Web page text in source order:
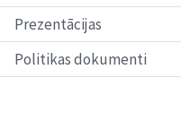
Prezentācijas
Politikas dokumenti